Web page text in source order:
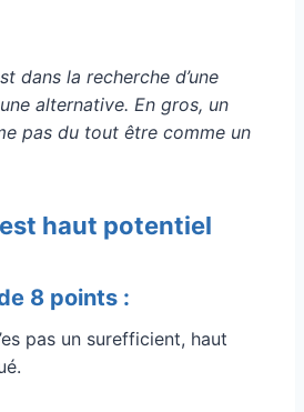
dans la recherche d’une
alternative. En gros, un
pas du tout être comme un
haut potentiel
8 points :
pas un surefficient, haut